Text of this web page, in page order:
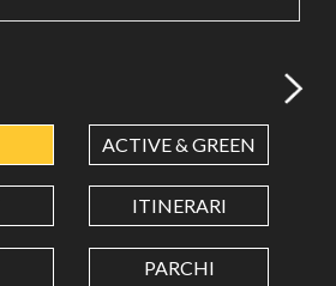
ACTIVE & GREEN
ITINERARI
PARCHI